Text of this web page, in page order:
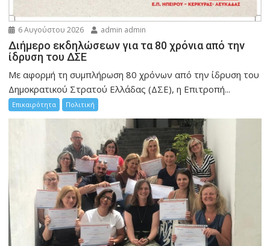
6 Αυγούστου 2026 admin admin
Διήμερο εκδηλώσεων για τα 80 χρόνια από την
ίδρυση του ΔΣΕ
Με αφορμή τη συμπλήρωση 80 χρόνων από την ίδρυση του
Δημοκρατικού Στρατού Ελλάδας (ΔΣΕ), η Επιτροπή...
Επικαιρότητα Πολιτική